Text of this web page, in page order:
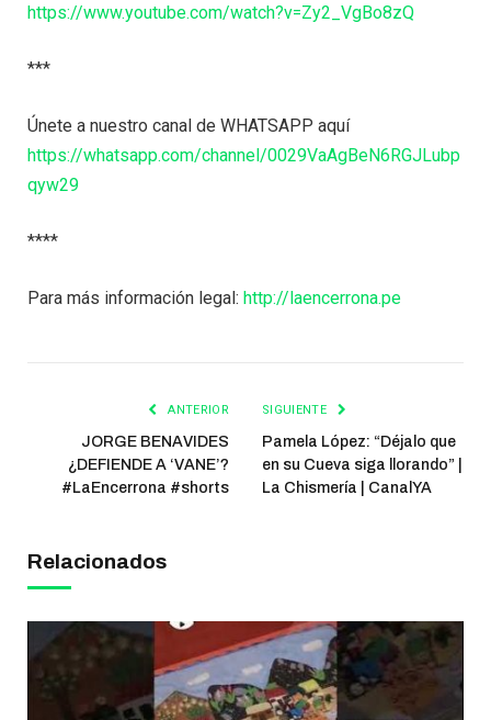
https://www.youtube.com/watch?v=Zy2_VgBo8zQ
***
Únete a nuestro canal de WHATSAPP aquí
https://whatsapp.com/channel/0029VaAgBeN6RGJLubp
qyw29
****
Para más información legal: http://laencerrona.pe
ANTERIOR
JORGE BENAVIDES
¿DEFIENDE A ‘VANE’?
#LaEncerrona #shorts
SIGUIENTE
Pamela López: “Déjalo que
en su Cueva siga llorando” |
La Chismería | CanalYA
Relacionados